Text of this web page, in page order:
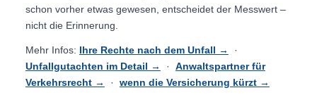
schon vorher etwas gewesen, entscheidet der Messwert –
nicht die Erinnerung.
Mehr Infos: Ihre Rechte nach dem Unfall →
·
Unfallgutachten im Detail →
· Anwaltspartner für
Verkehrsrecht →
· wenn die Versicherung kürzt →